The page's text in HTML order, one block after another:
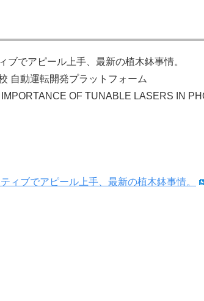
ブでアピール上手、最新の植木鉢事情。
自動運転開発プラットフォーム
OF TUNABLE LASERS IN
ィブでアピール上手、最新の植木鉢事情。